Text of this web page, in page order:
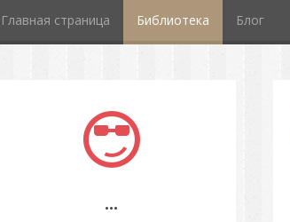
Главная страница Библиотека Блог
...